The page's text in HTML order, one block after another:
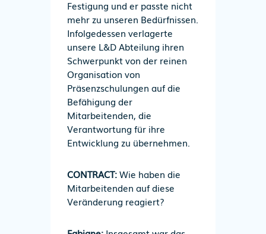
Festigung und er passte nicht
mehr zu unseren Bedürfnissen.
Infolgedessen verlagerte
unsere L&D Abteilung ihren
Schwerpunkt von der reinen
Organisation von
Präsenzschulungen auf die
Befähigung der
Mitarbeitenden, die
Verantwortung für ihre
Entwicklung zu übernehmen.
CONTRACT:Wie haben die
Mitarbeitenden auf diese
Veränderung reagiert?